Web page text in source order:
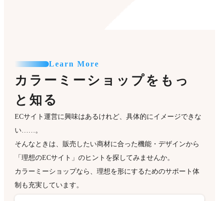
Learn More
カラーミーショップをもっ
と知る
ECサイト運営に興味はあるけれど、具体的にイメージできな
い……。
そんなときは、販売したい商材に合った機能・デザインから
「理想のECサイト」のヒントを探してみませんか。
カラーミーショップなら、理想を形にするためのサポート体
制も充実しています。